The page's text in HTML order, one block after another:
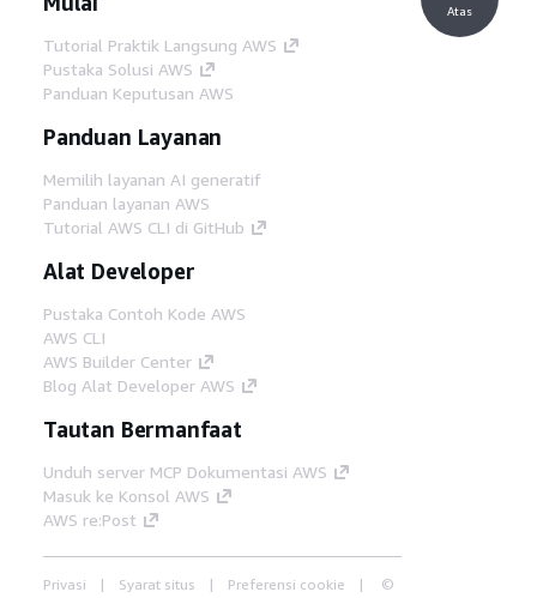
Tutorial Praktik Langsung AWS
Pustaka Solusi AWS
Panduan Keputusan AWS
Panduan Layanan
Memilih layanan AI generatif
Panduan layanan AWS
Tutorial AWS CLI di GitHub
Alat Developer
Pustaka Contoh Kode AWS
AWS CLI
AWS Builder Center
Blog Alat Developer AWS
Tautan Bermanfaat
Unduh server MCP Dokumentasi AWS
Masuk ke Konsol AWS
AWS re:Post
Privasi Syarat situs Preferensi cookie
©
Atas